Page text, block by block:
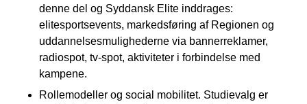
denne del og Syddansk Elite inddrages:
elitesportsevents, markedsføring af Regionen og
uddannelsesmulighederne via bannerreklamer,
radiospot, tv-spot, aktiviteter i forbindelse med
kampene.
Rollemodeller og social mobilitet. Studievalg er